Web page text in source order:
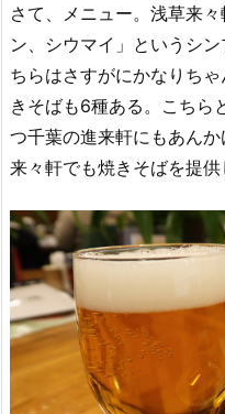
さて、メニュー。浅草来
ン、シウマイ」というシ
ちらはさすがにかなりち
きそばも6種ある。こちら
つ千葉の進来軒にもあん
来々軒でも焼きそばを提供